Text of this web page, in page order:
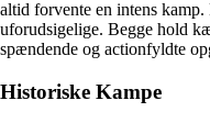
altid forvente en intens
uforudsigelige. Begge hold
spændende og actionfyldte
Historiske Kampe